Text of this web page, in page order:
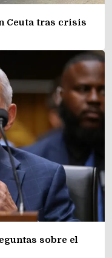
Ceuta tras crisis
sobre el